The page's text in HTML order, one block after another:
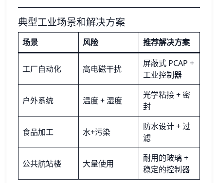
典型工业场景和解决方案
场景 风险 推荐解决方案
工厂自动化 高电磁干扰
屏蔽式 PCAP +
工业控制器
户外系统 温度 + 湿度
光学粘接 + 密
封
食品加工 水+污染
防水设计 + 过
滤
公共航站楼 大量使用
耐用的玻璃 +
稳定的控制器